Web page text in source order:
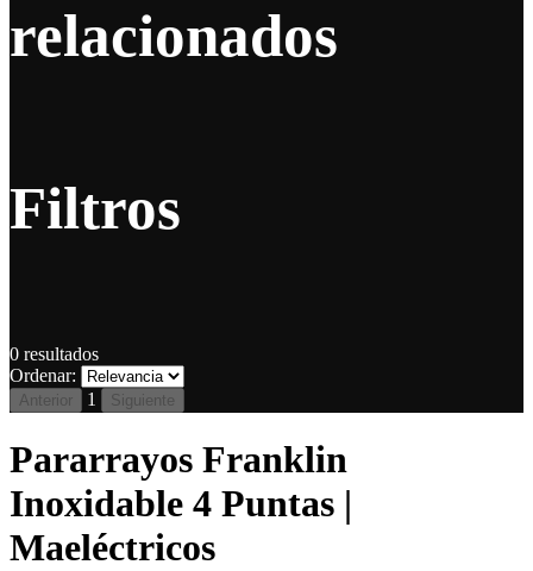
relacionados
Filtros
0 resultados
Ordenar:
Anterior 1 Siguiente
Pararrayos Franklin
Inoxidable 4 Puntas |
Maeléctricos